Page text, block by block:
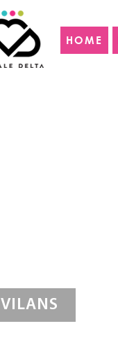
HOME
VILANS